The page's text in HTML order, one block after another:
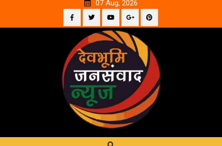
07 Aug, 2026
Facebook
TwitterYouTubePlus
Google